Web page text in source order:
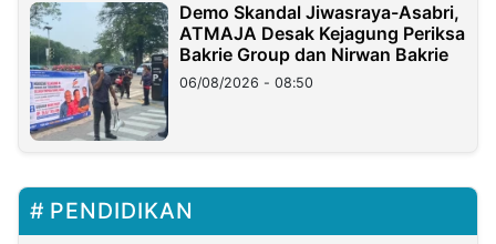
Demo Skandal Jiwasraya-Asabri,
ATMAJA Desak Kejagung Periksa
Bakrie Group dan Nirwan Bakrie
06/08/2026 - 08:50
PENDIDIKAN